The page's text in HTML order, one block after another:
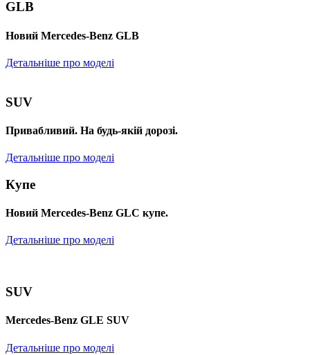
GLB
Новий Mercedes-Benz GLB
Детальніше про моделі
SUV
Привабливий. На будь-якій дорозі.
Детальніше про моделі
Купе
Новий Mercedes-Benz GLС купе.
Детальніше про моделі
SUV
Mercedes-Benz GLE SUV
Детальніше про моделі